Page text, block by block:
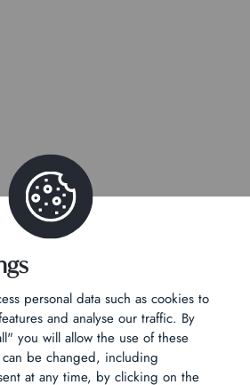
personal data such as cookies to
and analyse our traffic. By
you will allow the use of these
be changed, including
at any time, by clicking on the